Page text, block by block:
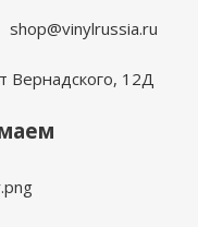
shop@vinylrussia.ru
Вернадского, 12Д